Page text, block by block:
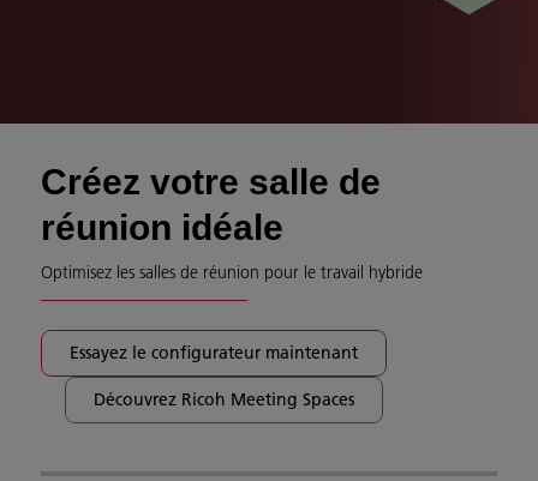
Créez votre salle de
réunion idéale
Optimisez les salles de réunion pour le travail hybride
Essayez le configurateur maintenant
Découvrez Ricoh Meeting Spaces